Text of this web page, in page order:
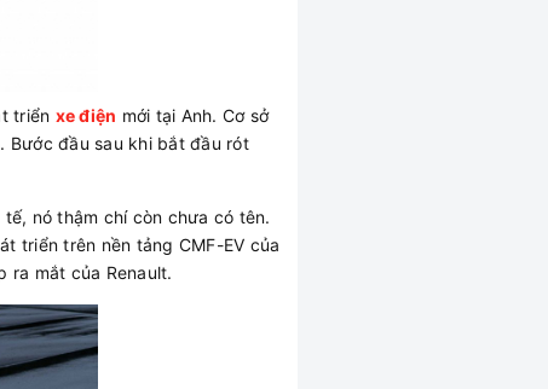
triển xe điện mới tại Anh. Cơ sở
Bước đầu sau khi bắt đầu rót
nó thậm chí còn chưa có tên.
triển trên nền tảng CMF-EV của
ra mắt của Renault.